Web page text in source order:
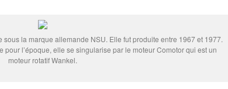
la marque allemande NSU. Elle fut produite entre 1967 et 1977.
l’époque, elle se singularise par le moteur Comotor qui est un
moteur rotatif Wankel.